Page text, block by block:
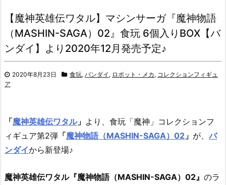
【魔神英雄伝ワタル】マシンサーガ『魔神物語
（MASHIN-SAGA）02』食玩 6個入りBOX【バ
ンダイ】より2020年12月発売予定♪
2020年8月23日 食玩, バンダイ , ロボット・メカ , コレクションフィギュ
ア
「魔神英雄伝ワタル」 より、 食玩「魔神」コレクションフ
ィギュア第2弾 「魔神物語（MASHIN-SAGA）02 」 が、バ
ンダイから新登場♪
魔神英雄伝ワタル『魔神物語（MASHIN-SAGA）02』 のラ